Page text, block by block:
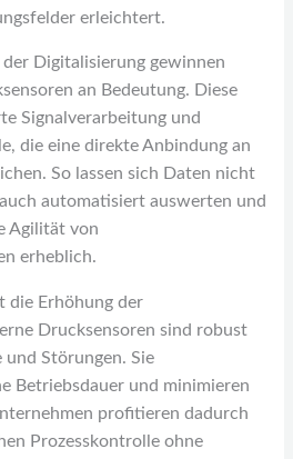
erleichtert.
der Digitalisierung gewinnen
an Bedeutung. Diese
Signalverarbeitung und
die eine direkte Anbindung an
So lassen sich Daten nicht
automatisiert auswerten und
Agilität von
erheblich.
die Erhöhung der
Drucksensoren sind robust
und Störungen. Sie
Betriebsdauer und minimieren
profitieren dadurch
Prozesskontrolle ohne